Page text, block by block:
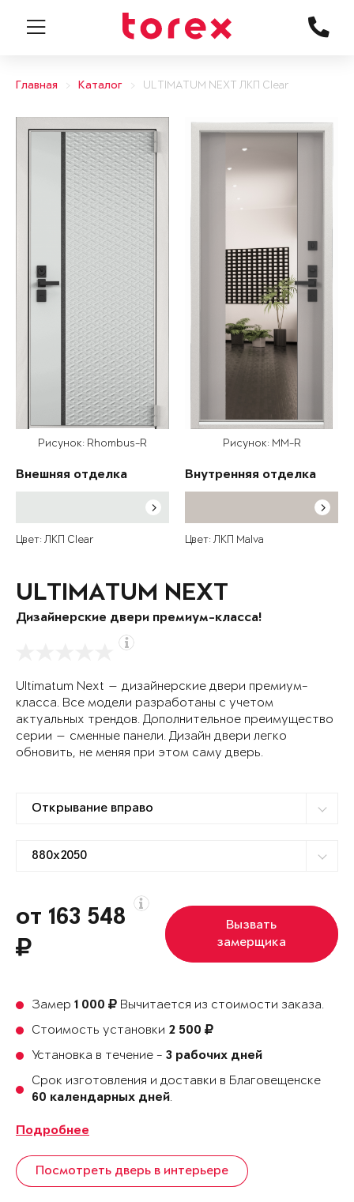
Главная Каталог ULTIMATUM NEXT ЛКП Clear
Рисунок: Rhombus-R
Внешняя отделка
Цвет: ЛКП Clear
Рисунок: MM-R
Внутренняя отделка
Цвет: ЛКП Malva
ULTIMATUM NEXT
Дизайнерские двери премиум-класса!
Ultimatum Next — дизайнерские двери премиум-
класса. Все модели разработаны с учетом
актуальных трендов. Дополнительное преимущество
серии — сменные панели. Дизайн двери легко
обновить, не меняя при этом саму дверь.
от 163 548
Вызвать
замерщика
Замер 1 000
Вычитается из стоимости заказа.
Стоимость установки 2 500
Установка в течение - 3 рабочих дней
Срок изготовления и доставки в Благовещенске
60 календарных дней.
Подробнее
Посмотреть дверь в интерьере